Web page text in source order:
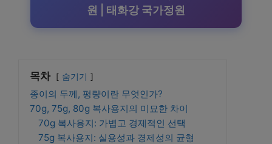
원 | 태화강 국가정원
목차 숨기기
종이의 두께, 평량이란 무엇인가?
70g, 75g, 80g 복사용지의 미묘한 차이
70g 복사용지: 가볍고 경제적인 선택
75g 복사용지: 실용성과 경제성의 균형